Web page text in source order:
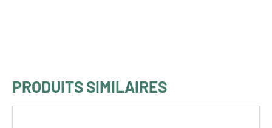
PRODUITS SIMILAIRES